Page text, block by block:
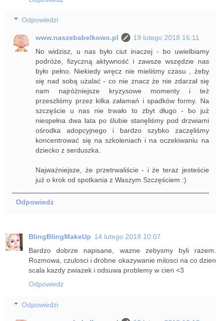
Odpowiedzi
www.naszebabelkowo.pl
19 lutego 2018 16:11
No widzisz, u nas było ciut inaczej - bo uwielbiamy
podróże, fizyczną aktywność i zawsze wszędzie nas
było pełno. Niekiedy wręcz nie mieliśmy czasu , żeby
się nad sobą użalać - co nie znacz że nie zdarzał się
nam najróżniejsze kryzysowe momenty i też
przeszliśmy przez kilka załamań i spadków formy. Na
szczęście u nas nie trwało to zbyt długo - bo już
niespełna dwa lata po ślubie stanęliśmy pod drzwiami
ośrodka adopcyjnego i bardzo szybko zaczęliśmy
koncentrować się na szkoleniach i na oczekiwaniu na
dziecko z serduszka.
Najważniejsze, że przetrwaliście - i że teraz jesteście
już o krok od spotkania z Waszym Szczęściem :)
Odpowiedz
BlingBlingMakeUp 14 lutego 2018 10:07
Bardzo dobrze napisane, wazne zebysmy byli razem.
Rozmowa, czulosci i drobne okazywanie milosci na co dzien
scala kazdy zwiazek i odsuwa problemy w cien <3
Odpowiedz
Odpowiedzi